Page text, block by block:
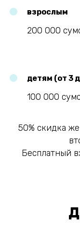
взрослым
200 000
детям (от 3
100 000
50% скидка
Бесплатный